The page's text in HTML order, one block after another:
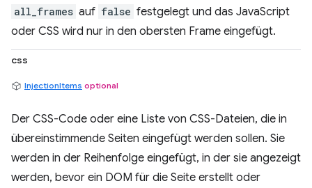
all_frames auf false festgelegt und das JavaScript
oder CSS wird nur in den obersten Frame eingefügt.
css
InjectionItems optional
Der CSS-Code oder eine Liste von CSS-Dateien, die in
übereinstimmende Seiten eingefügt werden sollen. Sie
werden in der Reihenfolge eingefügt, in der sie angezeigt
werden, bevor ein DOM für die Seite erstellt oder